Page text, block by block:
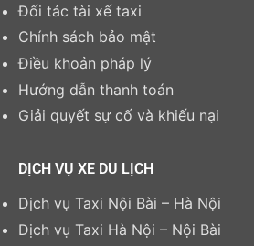
Đối tác tài xế taxi
Chính sách bảo mật
Điều khoản pháp lý
Hướng dẫn thanh toán
Giải quyết sự cố và khiếu nại
DỊCH VỤ XE DU LỊCH
Dịch vụ Taxi Nội Bài – Hà Nội
Dịch vụ Taxi Hà Nội – Nội Bài